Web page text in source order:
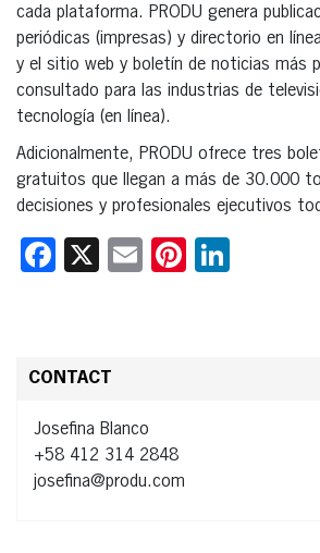
cada plataforma. PRODU genera
periódicas (impresas) y directorio en
y el sitio web y boletín de noticias más
consultado para las industrias de
tecnología (en línea).
Adicionalmente, PRODU ofrece tres
gratuitos que llegan a más de 30.000
decisiones y profesionales ejecutivos
Facebook
X EmailPinterest
CONTACT
Josefina Blanco
+58 412 314 2848
josefina@produ.com